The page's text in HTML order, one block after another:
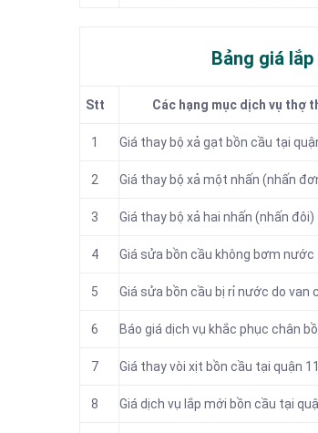
Bảng giá
Stt Các hạng mục dịch vụ thợ
1 Giá thay bộ xả gạt bồn cầu tại
2 Giá thay bộ xả một nhấn (nhấn
3 Giá thay bộ xả hai nhấn (nhấn đôi)
4 Giá sửa bồn cầu không bơm nước
5 Giá sửa bồn cầu bị rỉ nước do van
6 Báo giá dịch vụ khắc phục chân
7 Giá thay vòi xịt bồn cầu tại quận 11
8 Giá dịch vụ lắp mới bồn cầu tại